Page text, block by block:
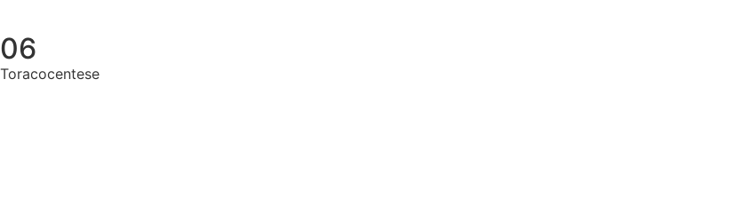
06
Toracocentese